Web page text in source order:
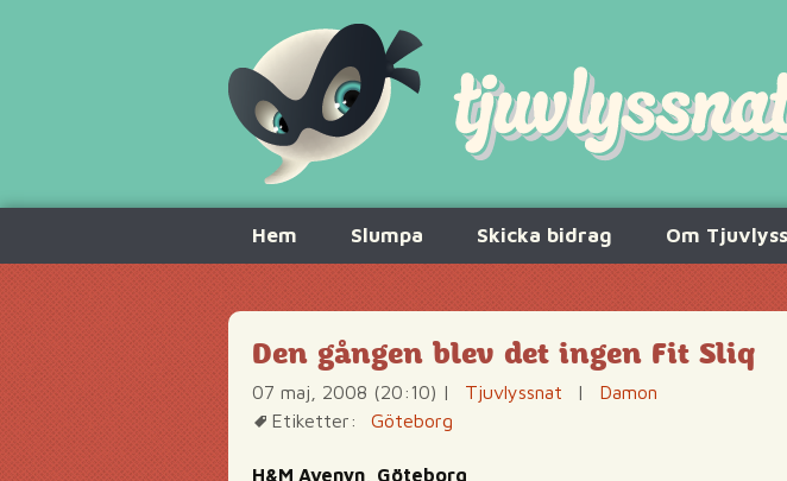
innehåll
Hem Slumpa Skicka bidrag Om
Den gången blev det ingen Fit Sliq
07 maj, 2008 (20:10) | Tjuvlyssnat |
Damon
Etiketter:
Göteborg
H&M Avenyn, Göteborg